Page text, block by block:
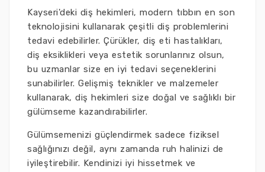
Kayseri'deki diş hekimleri, modern tıbbın en son
teknolojisini kullanarak çeşitli diş problemlerini
tedavi edebilirler. Çürükler, diş eti hastalıkları,
diş eksiklikleri veya estetik sorunlarınız olsun,
bu uzmanlar size en iyi tedavi seçeneklerini
sunabilirler. Gelişmiş teknikler ve malzemeler
kullanarak, diş hekimleri size doğal ve sağlıklı bir
gülümseme kazandırabilirler.
Gülümsemenizi güçlendirmek sadece fiziksel
sağlığınızı değil, aynı zamanda ruh halinizi de
iyileştirebilir. Kendinizi iyi hissetmek ve